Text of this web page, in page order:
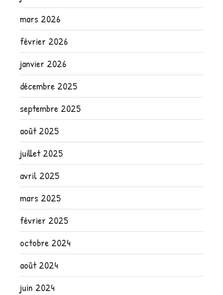
mars 2026
février 2026
janvier 2026
décembre 2025
septembre 2025
août 2025
juillet 2025
avril 2025
mars 2025
février 2025
octobre 2024
août 2024
juin 2024